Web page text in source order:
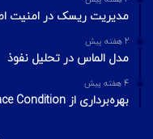
مدیریت ریسک در امنیت
2 هفته پیش
مدل الماس در تحلیل نفوذ
4 هفته پیش
بهره‌برداری از Race Condition با استفاده از Turbo Intruder